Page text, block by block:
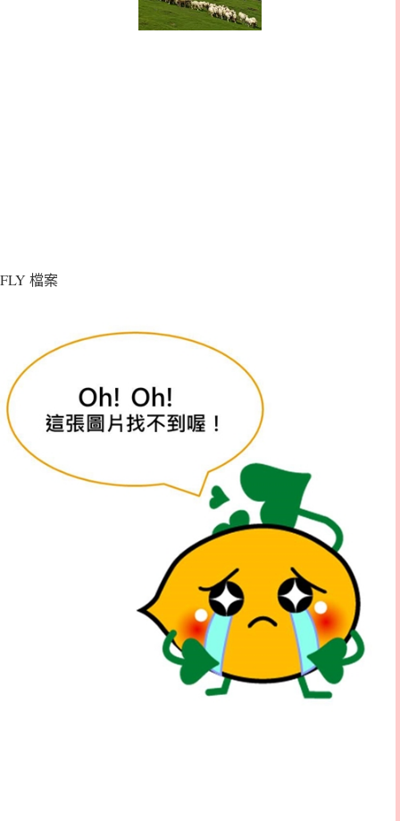
FLY 檔案